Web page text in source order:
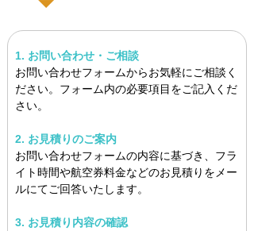
1. お問い合わせ・ご相談
お問い合わせフォームからお気軽にご相談く
ださい。フォーム内の必要項目をご記入くだ
さい。
2. お見積りのご案内
お問い合わせフォームの内容に基づき、フラ
イト時間や航空券料金などのお見積りをメー
ルにてご回答いたします。
3. お見積り内容の確認